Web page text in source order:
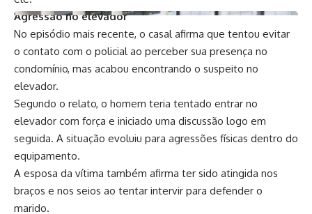
Agressão no elevador
No episódio mais recente, o casal afirma que tentou evitar
o contato com o policial ao perceber sua presença no
condomínio, mas acabou encontrando o suspeito no
elevador.
Segundo o relato, o homem teria tentado entrar no
elevador com força e iniciado uma discussão logo em
seguida. A situação evoluiu para agressões físicas dentro do
equipamento.
A esposa da vítima também afirma ter sido atingida nos
braços e nos seios ao tentar intervir para defender o
marido.